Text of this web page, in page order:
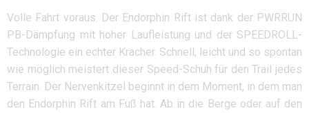
Volle Fahrt voraus. Der Endorphin Rift ist dank der PWRRUN
PB-Dämpfung mit hoher Laufleistung und der SPEEDROLL-
Technologie ein echter Kracher. Schnell, leicht und so spontan
wie möglich meistert dieser Speed-Schuh für den Trail jedes
Terrain. Der Nervenkitzel beginnt in dem Moment, in dem man
den Endorphin Rift am Fuß hat. Ab in die Berge oder auf den